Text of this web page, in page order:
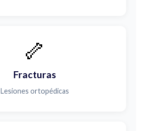
🦴
Fracturas
Lesiones ortopédicas